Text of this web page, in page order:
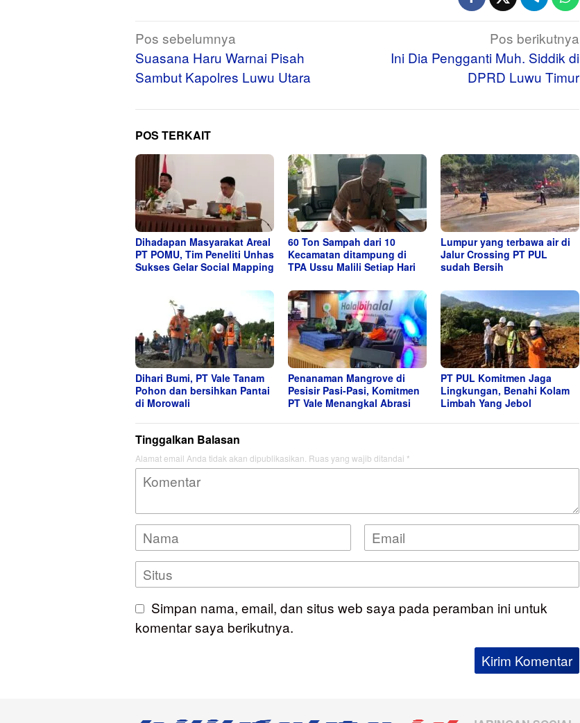
Navigasi
pos
Pos sebelumnya
Suasana Haru Warnai Pisah
Sambut Kapolres Luwu Utara
Pos berikutnya
Ini Dia Pengganti Muh. Siddik di
DPRD Luwu Timur
POS TERKAIT
Dihadapan Masyarakat Areal
PT POMU, Tim Peneliti Unhas
Sukses Gelar Social Mapping
60 Ton Sampah dari 10
Kecamatan ditampung di
TPA Ussu Malili Setiap Hari
Lumpur yang terbawa air di
Jalur Crossing PT PUL
sudah Bersih
Dihari Bumi, PT Vale Tanam
Pohon dan bersihkan Pantai
di Morowali
Penanaman Mangrove di
Pesisir Pasi-Pasi, Komitmen
PT Vale Menangkal Abrasi
PT PUL Komitmen Jaga
Lingkungan, Benahi Kolam
Limbah Yang Jebol
Tinggalkan Balasan
Alamat email Anda tidak akan dipublikasikan. Ruas yang wajib ditandai *
Simpan nama, email, dan situs web saya pada peramban ini untuk
komentar saya berikutnya.